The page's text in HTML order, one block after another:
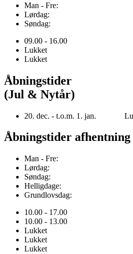
Man - Fre:
Lørdag:
Søndag:
09.00 - 16.00
Lukket
Lukket
Åbningstider
(Jul & Nytår)
20. dec. - t.o.m. 1. jan.
Åbningstider afhentning
Man - Fre:
Lørdag:
Søndag:
Helligdage:
Grundlovsdag:
10.00 - 17.00
10.00 - 13.00
Lukket
Lukket
Lukket